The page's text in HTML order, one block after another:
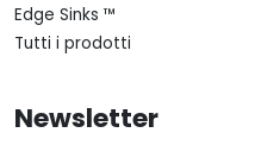
Edge Sinks ™
Tutti i prodotti
Newsletter